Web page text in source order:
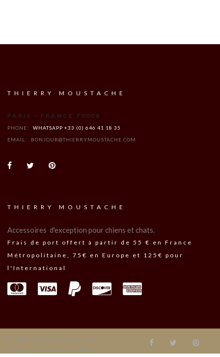
THIERRY MOUSTACHE
PARIS - FRANCE 75008
PHONE:
WHATSAPP +33 (0) 646 41 18 35
EMAIL:
BONJOUR@THIERRYMOUSTACHE.COM
THIERRY MOUSTACHE
Accessoires d'exception pour chiens et chats.
Frais de port offert à partir de 55 € en France
Métropolitaine, 75€ en Europe et 125€ pour
l'International
© 2026 THIERRY MOUSTACHE -
PARIS. ALL RIGHTS RESERVED